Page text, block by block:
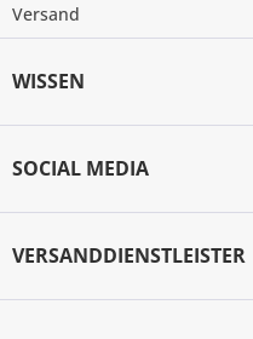
Versand
WISSEN
SOCIAL MEDIA
VERSANDDIENSTLEISTER